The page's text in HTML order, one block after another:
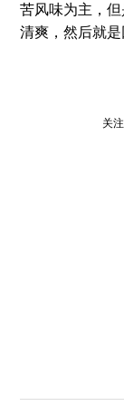
苦风味为主，
清爽，然后就
关